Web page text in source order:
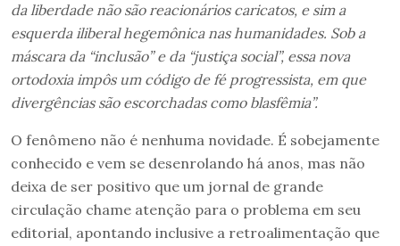
da liberdade não são reacionários caricatos, e sim a
esquerda iliberal hegemônica nas humanidades. Sob a
máscara da “inclusão” e da “justiça social”, essa nova
ortodoxia impôs um código de fé progressista, em que
divergências são escorchadas como blasfêmia”.
O fenômeno não é nenhuma novidade. É sobejamente
conhecido e vem se desenrolando há anos, mas não
deixa de ser positivo que um jornal de grande
circulação chame atenção para o problema em seu
editorial, apontando inclusive a retroalimentação que